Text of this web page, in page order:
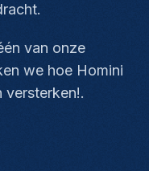
van onze
we hoe Homini
versterken!.